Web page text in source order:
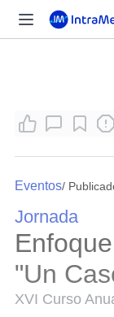
Eventos/
Jornada
"Un
XVI Curso